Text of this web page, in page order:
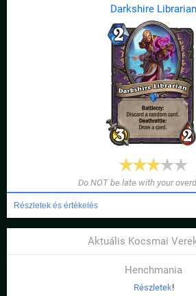
Darkshire Librarian
Do NOT be late with your
Részletek és értékelés
Aktuális Kocsmai
Henchmania
Részletek!